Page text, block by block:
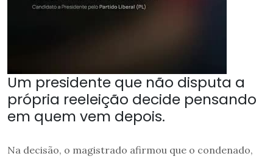
Um presidente que não disputa a
própria reeleição decide pensando
em quem vem depois.
Na decisão, o magistrado afirmou que o condenado,